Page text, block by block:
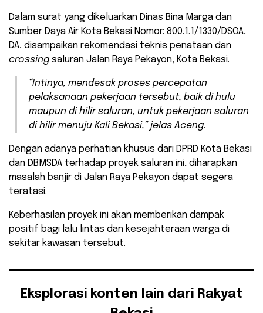
Dalam surat yang dikeluarkan Dinas Bina Marga dan
Sumber Daya Air Kota Bekasi Nomor: 800.1.1/1330/DSOA,
DA, disampaikan rekomendasi teknis penataan dan
crossing saluran Jalan Raya Pekayon, Kota Bekasi.
“Intinya, mendesak proses percepatan
pelaksanaan pekerjaan tersebut, baik di hulu
maupun di hilir saluran, untuk pekerjaan saluran
di hilir menuju Kali Bekasi,” jelas Aceng.
Dengan adanya perhatian khusus dari DPRD Kota Bekasi
dan DBMSDA terhadap proyek saluran ini, diharapkan
masalah banjir di Jalan Raya Pekayon dapat segera
teratasi.
Keberhasilan proyek ini akan memberikan dampak
positif bagi lalu lintas dan kesejahteraan warga di
sekitar kawasan tersebut.
Eksplorasi konten lain dari Rakyat